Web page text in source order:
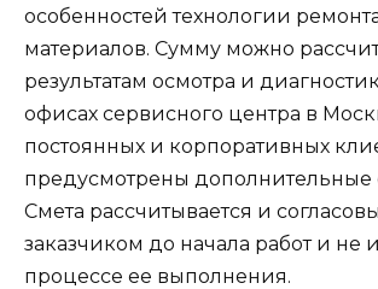
особенностей технологии
материалов. Сумму можно
результатам осмотра и
офисах сервисного центра в
постоянных и корпоративных
предусмотрены дополнительные
Смета рассчитывается и
заказчиком до начала работ и не
процессе ее выполнения.